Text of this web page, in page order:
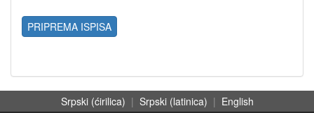
PRIPREMA ISPISA
Srpski (ćirilica) | Srpski (latinica) | English